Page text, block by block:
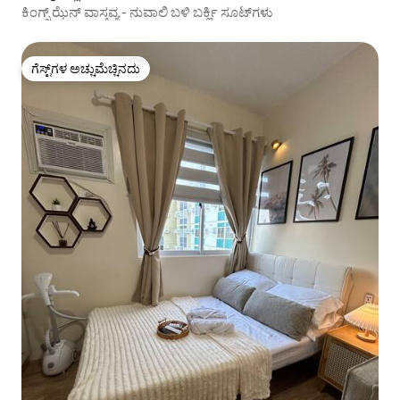
ಕಿಂಗ್ಸ್ ಝೆನ್ ವಾಸ್ತವ್ಯ - ನುವಾಲಿ ಬಳಿ ಬರ್ಕ್ಲಿ ಸೂಟ್‌ಗಳು
ಗೆಸ್ಟ್‌ಗಳ ಅಚ್ಚುಮೆಚ್ಚಿನದು
ಗೆಸ್ಟ್‌ಗಳ ಅಚ್ಚುಮೆಚ್ಚಿನದು